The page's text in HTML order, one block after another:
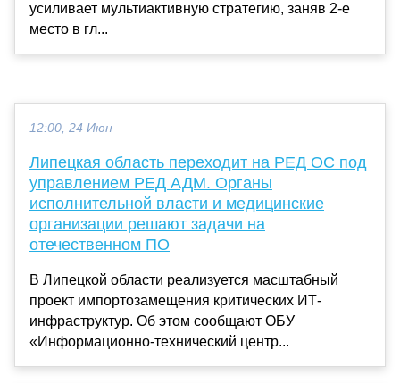
усиливает мультиактивную стратегию, заняв 2-е
место в гл...
12:00, 24 Июн
Липецкая область переходит на РЕД ОС под
управлением РЕД АДМ. Органы
исполнительной власти и медицинские
организации решают задачи на
отечественном ПО
В Липецкой области реализуется масштабный
проект импортозамещения критических ИТ-
инфраструктур. Об этом сообщают ОБУ
«Информационно-технический центр...